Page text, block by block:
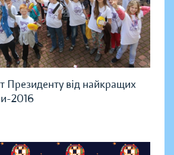
Президенту від найкращих
2016